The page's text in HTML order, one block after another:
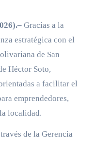
Gracias a la
estratégica con el
de San
Héctor Soto,
a facilitar el
emprendedores,
localidad.
de la Gerencia